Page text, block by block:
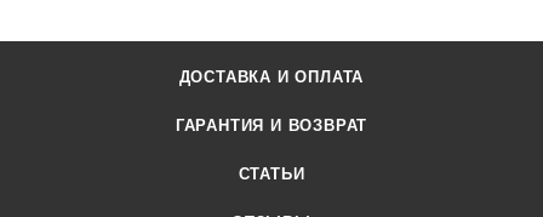
ДОСТАВКА И ОПЛАТА
ГАРАНТИЯ И ВОЗВРАТ
СТАТЬИ